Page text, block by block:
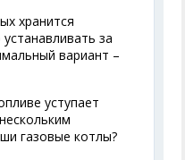
хранится
за
вариант –
уступает
газовые котлы?